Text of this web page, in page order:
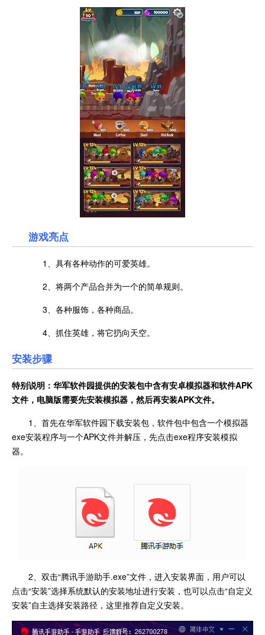
游戏亮点
1、具有各种动作的可爱英雄。
2、将两个产品合并为一个的简单规则。
3、各种服饰，各种商品。
4、抓住英雄，将它扔向天空。
安装步骤
特别说明：华军软件园提供的安装包中含有安卓模拟器和软件APK
文件，电脑版需要先安装模拟器，然后再安装APK文件。
1、首先在华军软件园下载安装包，软件包中包含一个模拟器
exe安装程序与一个APK文件并解压，先点击exe程序安装模拟
器。
2、双击“腾讯手游助手.exe”文件，进入安装界面，用户可以
点击“安装”选择系统默认的安装地址进行安装，也可以点击“自定义
安装”自主选择安装路径，这里推荐自定义安装。